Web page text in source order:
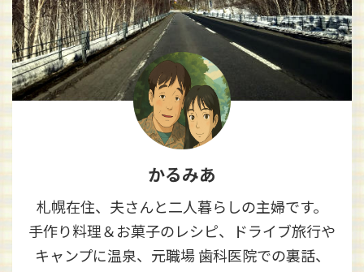
かるみあ
札幌在住、夫さんと二人暮らしの主婦です。
手作り料理＆お菓子のレシピ、ドライブ旅行や
キャンプに温泉、元職場 歯科医院での裏話、